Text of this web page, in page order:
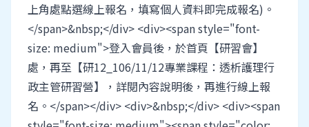
上角處點選線上報名，填寫個人資料即完成報名)。
</span>&nbsp;</div> <div><span style="font-
size: medium">登入會員後，於首頁【研習會】
處，再至【研12_106/11/12專業課程：透析護理行
政主管研習營】，詳閱內容說明後，再進行線上報
名。</span></div> <div>&nbsp;</div> <div><span